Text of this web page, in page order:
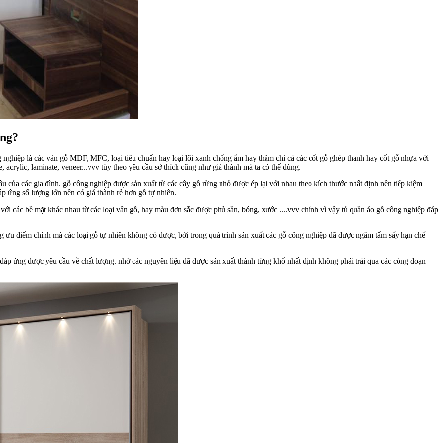
là các ván gỗ MDF, MFC, loại tiêu chuẩn hay loại lõi xanh chống ẩm hay thậm chỉ cả các cốt gỗ ghép thanh hay cốt gỗ nhựa với
laminate, veneer...vvv tùy theo yêu cầu sở thích cũng như giá thành mà ta có thể dùng.
của các gia đình. gỗ công nghiệp được sản xuất từ các cây gỗ rừng nhỏ được ép lại với nhau theo kích thước nhất định nên tiếp kiệm
ứng số lượng lớn nên có giá thành rẻ hơn gỗ tự nhiên.
các bề mặt khác nhau từ các loại vân gỗ, hay màu đơn sắc được phủ sần, bóng, xước ....vvv chính vì vậy tủ quần áo gỗ công nghiệp đáp
điểm chính mà các loại gỗ tự nhiên không có được, bởi trong quá trình sản xuất các gỗ công nghiệp đã được ngâm tẩm sấy hạn chế
ứng được yêu cầu về chất lượng. nhờ các nguyên liệu đã được sản xuất thành từng khổ nhất định không phải trải qua các công đoạn